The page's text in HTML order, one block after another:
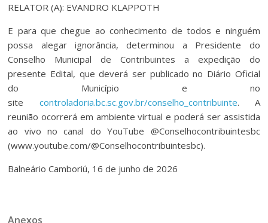
RELATOR (A): EVANDRO KLAPPOTH
E para que chegue ao conhecimento de todos e ninguém
possa alegar ignorância, determinou a Presidente do
Conselho Municipal de Contribuintes a expedição do
presente Edital, que deverá ser publicado no Diário Oficial
do Município e no
site controladoria.bc.sc.gov.br/conselho_contribuinte. A
reunião ocorrerá em ambiente virtual e poderá ser assistida
ao vivo no canal do YouTube @Conselhocontribuintesbc
(www.youtube.com/@Conselhocontribuintesbc).
Balneário Camboriú, 16 de junho de 2026
Anexos